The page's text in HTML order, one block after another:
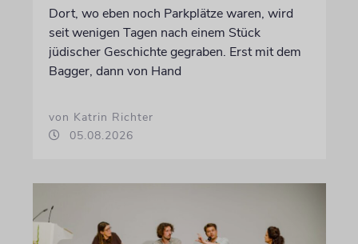
Dort, wo eben noch Parkplätze waren, wird
seit wenigen Tagen nach einem Stück
jüdischer Geschichte gegraben. Erst mit dem
Bagger, dann von Hand
von Katrin Richter
05.08.2026